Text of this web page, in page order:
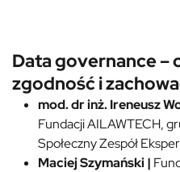
Data governance –
zgodność i
mod. dr inż. Ireneusz
Fundacji AILAWTECH,
Społeczny Zespół
Maciej Szymański|